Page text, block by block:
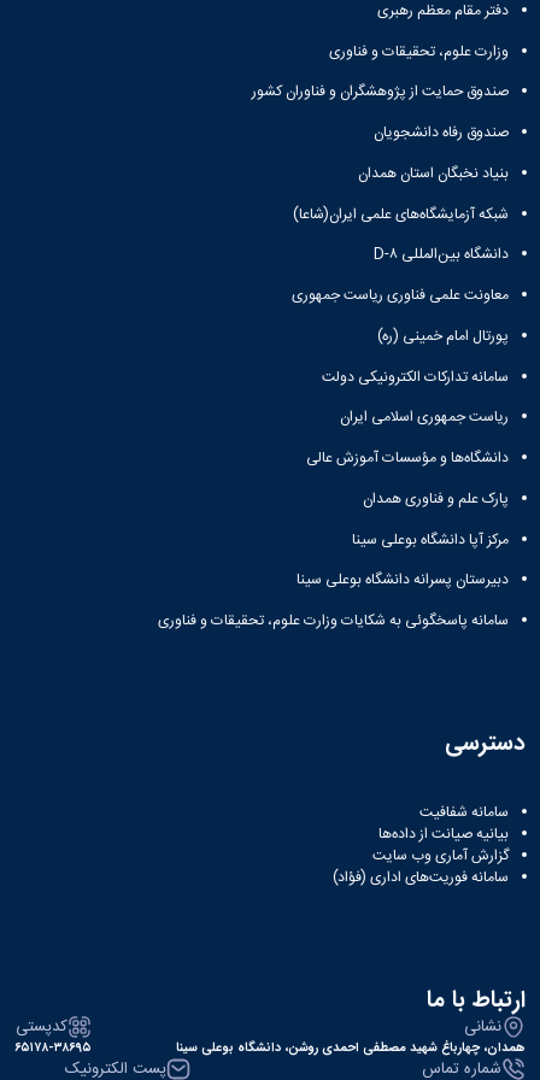
معاونت
تحصیلات
تکمیلی
کمیته
هیات
ممیزی
کمیته
ترفیع
شورای
فرهنگی
دانشکده
آئین
نامه
ها
سمینارها
و
نامه
ها
آیین‌نامه‌های
معاونت
آموزشی
گروه
صنایع
کامپیوتر
نشریات
پژوهش
های
صنایع
در
تولید
Journal
of
Stress
دفتر
ارتباط
صنعت
کارآموزی
مراکز
بنیاد
ملی
نخبگان
بنیان
فرآیندها
آئین
نامه
فرم
های
پژوهشی
مهندسی
مکانیک
مهندسی
کامپیوتر
دفتر مقام معظم رهبری
وزارت علوم، تحقیقات و فناوری
صندوق حمایت از پژوهشگران و فناوران کشور
صندوق رفاه دانشجویان
بنیاد نخبگان استان همدان
شبکه آزمایشگاه‌های علمی ایران(شاعا)
دانشگاه بین‌المللی D-۸
معاونت علمی فناوری ریاست جمهوری
پورتال امام خمینی (ره)
سامانه تدارکات الکترونیکی دولت
ریاست جمهوری اسلامی ایران
دانشگاه‌ها و مؤسسات آموزش عالی
پارک علم و فناوری همدان
مرکز آپا دانشگاه بوعلی سینا
دبیرستان پسرانه دانشگاه بوعلی سینا
سامانه پاسخگوئی به شکایات وزارت علوم، تحقیقات و فناوری
دسترسی
سامانه شفافیت
بیانیه صیانت از داده‌ها
گزارش آماری وب‌ سایت
سامانه فوریت‌های اداری (فؤاد)
ارتباط با ما
نشانی
همدان، چهارباغ شهید مصطفی احمدی روشن، دانشگاه بوعلی سینا
کدپستی
۶۵۱۷۸-۳۸۶۹۵
شماره تماس پست الکترونیک